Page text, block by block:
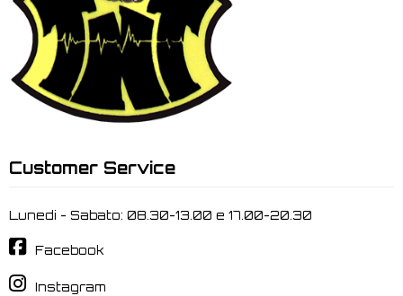
Customer Service
Lunedi - Sabato: 08.30-13.00 e 17.00-20.30
Facebook
Instagram